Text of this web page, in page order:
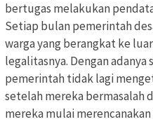
bertugas melakukan
Setiap bulan pemerintah
warga yang berangkat ke
legalitasnya. Dengan
pemerintah tidak lagi
setelah mereka bermasalah
mereka mulai